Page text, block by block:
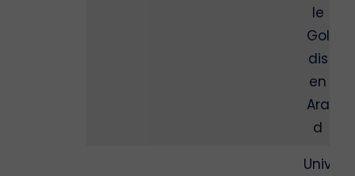
le
Gol
dis
en
Ara
d
Univ